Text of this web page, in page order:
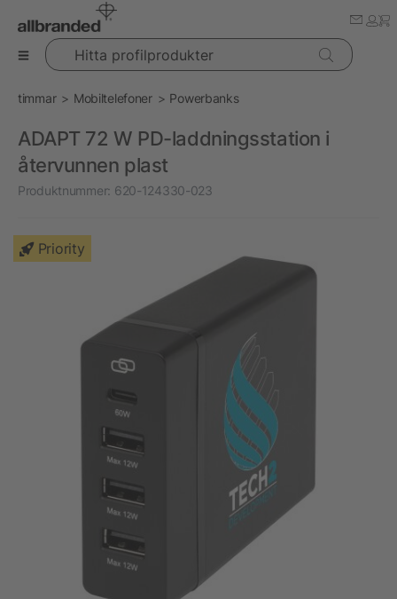
Hitta profilprodukter
timmar Mobiltelefoner Powerbanks
ADAPT 72 W PD-laddningsstation i
återvunnen plast
Produktnummer: 620-124330-023
Priority